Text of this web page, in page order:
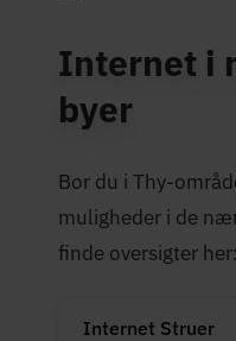
Internet i
byer
Bor du i Thy-
muligheder i de
finde oversigter her:
Internet Struer